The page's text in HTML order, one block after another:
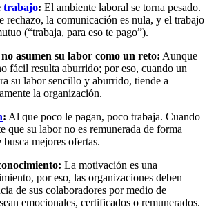
trabajo: El ambiente laboral se torna pesado.
rechazo, la comunicación es nula, y el trabajo
(“trabaja, para eso te pago”).
asumen su labor como un reto: Aunque
fácil resulta aburrido; por eso, cuando un
su labor sencillo y aburrido, tiende a
la organización.
: Al que poco le pagan, poco trabaja. Cuando
que su labor no es remunerada de forma
mejores ofertas.
La motivación es una
por eso, las organizaciones deben
de sus colaboradores por medio de
emocionales, certificados o remunerados.